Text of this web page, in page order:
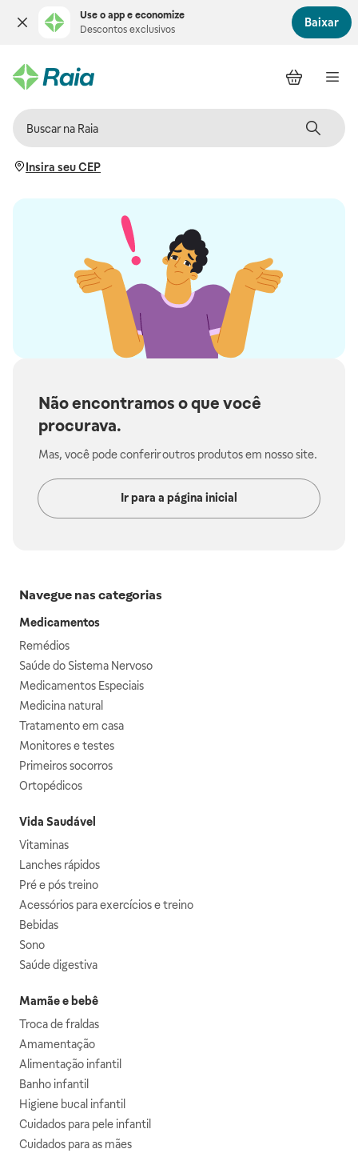
Use o app e economize
Descontos exclusivos
Baixar
Insira seu CEP
Não encontramos o que você
procurava.
Mas, você pode conferir outros produtos em nosso site.
Ir para a página inicial
Navegue nas categorias
Medicamentos
Remédios
Saúde do Sistema Nervoso
Medicamentos Especiais
Medicina natural
Tratamento em casa
Monitores e testes
Primeiros socorros
Ortopédicos
Vida Saudável
Vitaminas
Lanches rápidos
Pré e pós treino
Acessórios para exercícios e treino
Bebidas
Sono
Saúde digestiva
Mamãe e bebê
Troca de fraldas
Amamentação
Alimentação infantil
Banho infantil
Higiene bucal infantil
Cuidados para pele infantil
Cuidados para as mães